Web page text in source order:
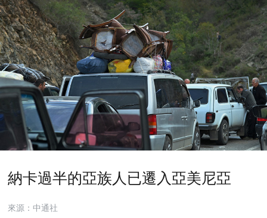
納卡過半的亞族人已遷入亞美尼亞
來源：中通社